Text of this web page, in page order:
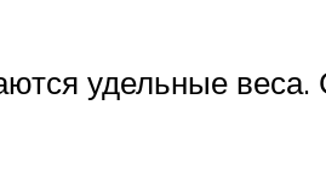
удельные